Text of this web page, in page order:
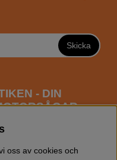
Skicka
- DIN
användare av
oss av cookies och